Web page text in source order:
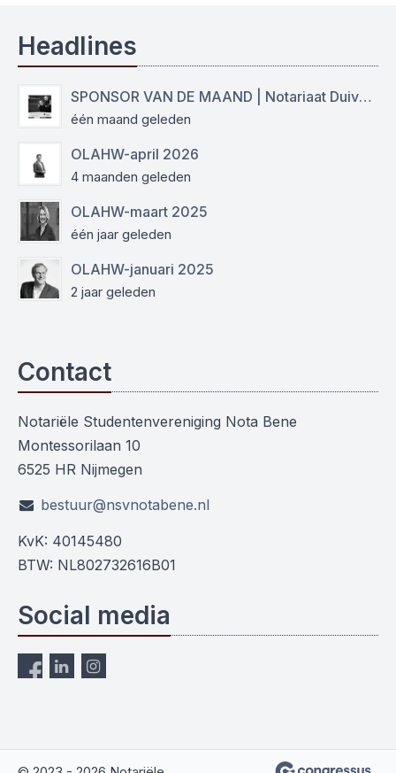
Headlines
SPONSOR VAN DE MAAND | Notariaat Duiven Westervoort
één maand geleden
OLAHW-april 2026
4 maanden geleden
OLAHW-maart 2025
één jaar geleden
OLAHW-januari 2025
2 jaar geleden
Contact
Notariële Studentenvereniging Nota Bene
Montessorilaan 10
6525 HR Nijmegen
bestuur@nsvnotabene.nl
KvK: 40145480
BTW: NL802732616B01
Social media